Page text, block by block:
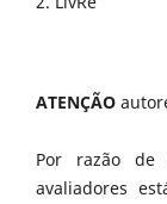
ATENÇÃO
Por razão de
avaliadores